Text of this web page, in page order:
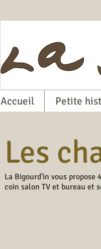
Les
La Bigourd'in vous propose
coin salon TV et bureau et
Accueil Petite